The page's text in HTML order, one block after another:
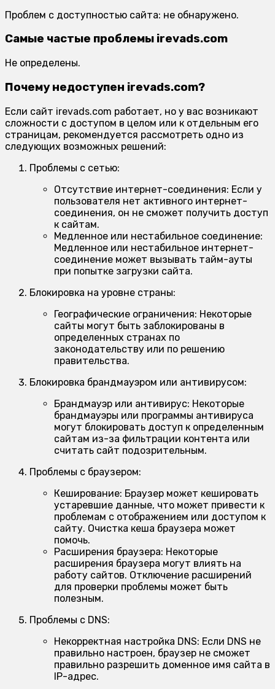
Проблем с доступностью сайта: не обнаружено.
Самые частые проблемы irevads.com
Не определены.
Почему недоступен irevads.com?
Если сайт irevads.com работает, но у вас возникают
сложности с доступом в целом или к отдельным его
страницам, рекомендуется рассмотреть одно из
следующих возможных решений:
Проблемы с сетью:
Отсутствие интернет-соединения: Если у
пользователя нет активного интернет-
соединения, он не сможет получить доступ
к сайтам.
Медленное или нестабильное соединение:
Медленное или нестабильное интернет-
соединение может вызывать тайм-ауты
при попытке загрузки сайта.
Блокировка на уровне страны:
Географические ограничения: Некоторые
сайты могут быть заблокированы в
определенных странах по
законодательству или по решению
правительства.
Блокировка брандмауэром или антивирусом:
Брандмауэр или антивирус: Некоторые
брандмауэры или программы антивируса
могут блокировать доступ к определенным
сайтам из-за фильтрации контента или
считать сайт подозрительным.
Проблемы с браузером:
Кеширование: Браузер может кешировать
устаревшие данные, что может привести к
проблемам с отображением или доступом к
сайту. Очистка кеша браузера может
помочь.
Расширения браузера: Некоторые
расширения браузера могут влиять на
работу сайтов. Отключение расширений
для проверки проблемы может быть
полезным.
Проблемы с DNS:
Некорректная настройка DNS: Если DNS не
правильно настроен, браузер не сможет
правильно разрешить доменное имя сайта в
IP-адрес.